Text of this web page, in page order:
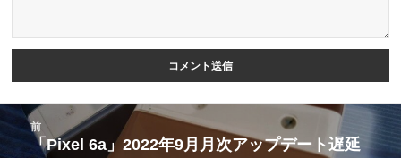
稿
前
前
「Pixel 6a」2022年9月月次アップデート遅延